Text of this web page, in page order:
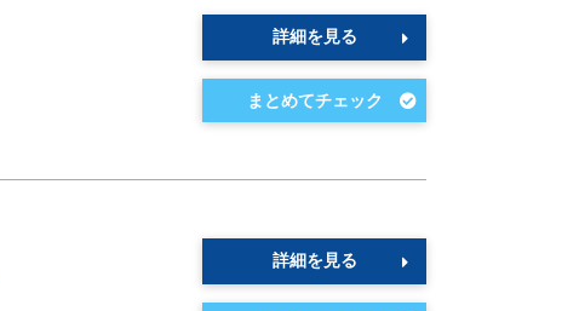
詳細を見る
詳細を見る